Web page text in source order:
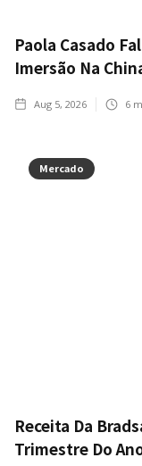
Paola Casado
Imersão Na
Aug 5, 2026 6
Mercado
Receita Da
Trimestre Do